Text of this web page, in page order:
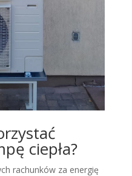
ciepła?
rachunków za energię